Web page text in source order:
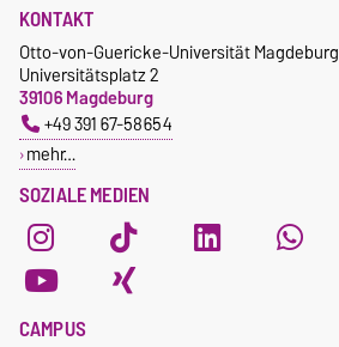
SOZIALE MEDIEN
KONTAKT
Otto-von-Guericke-Universität Magdeburg
Universitätsplatz 2
39106 Magdeburg
+49 391 67-58654
mehr…
CAMPUS